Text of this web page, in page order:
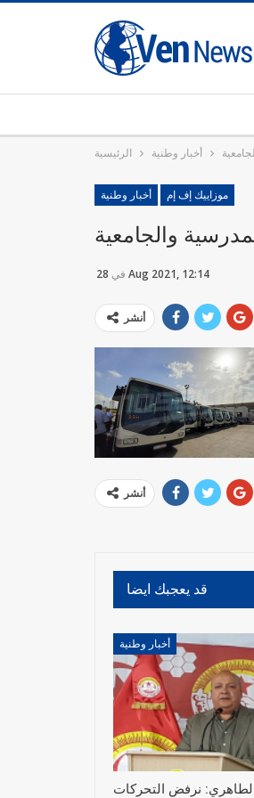
الرئيسية أخبار وطنية
أخبار وطنية موزاييك إف إم
والجامعية
في 28 Aug 2021, 12:14
أنشر
أنشر
قد يعجبك ايضا
أخبار وطنية
نرفض التحركات